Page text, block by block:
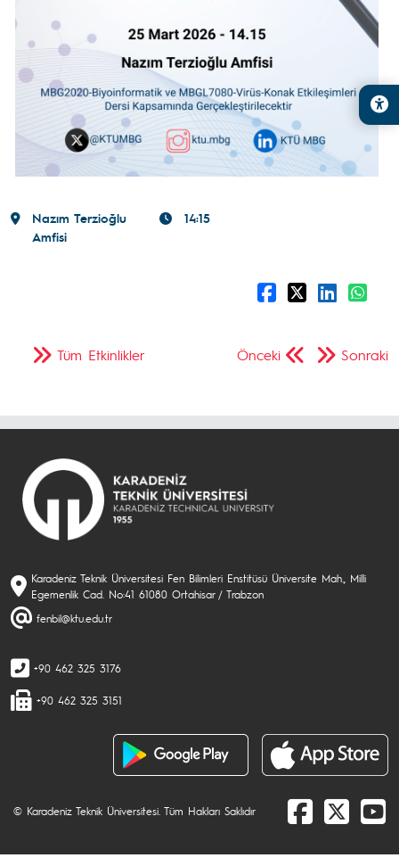
Nazım Terzioğlu
Amfisi
14:15
Önceki Sonraki
Tüm Etkinlikler
Karadeniz Teknik Üniversitesi Fen Bilimleri Enstitüsü Üniversite Mah., Milli
Egemenlik Cad. No:41 61080 Ortahisar / Trabzon
fenbil@ktu.edu.tr
+90 462 325 3176
+90 462 325 3151
© Karadeniz Teknik Üniversitesi. Tüm Hakları Saklıdır